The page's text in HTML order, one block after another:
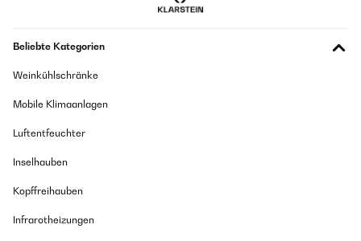
Beliebte Kategorien
Weinkühlschränke
Mobile Klimaanlagen
Luftentfeuchter
Inselhauben
Kopffreihauben
Infrarotheizungen